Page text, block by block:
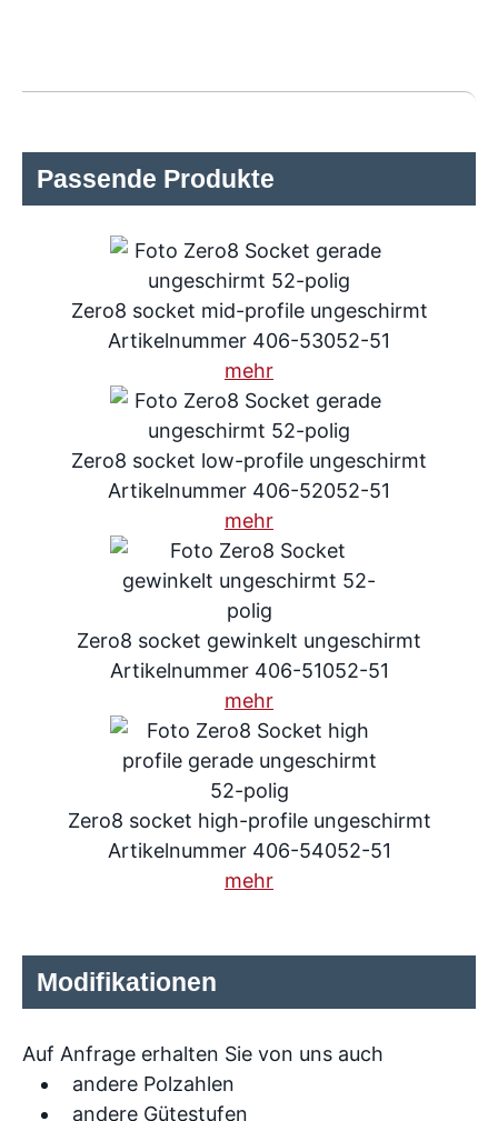
Passende Produkte
Zero8 socket mid-profile ungeschirmt
Artikelnummer 406-53052-51
mehr
Zero8 socket low-profile ungeschirmt
Artikelnummer 406-52052-51
mehr
Zero8 socket gewinkelt ungeschirmt
Artikelnummer 406-51052-51
mehr
Zero8 socket high-profile ungeschirmt
Artikelnummer 406-54052-51
mehr
Modifikationen
Auf Anfrage erhalten Sie von uns auch
andere Polzahlen
andere Gütestufen